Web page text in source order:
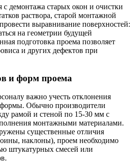
с демонтажа старых окон и очистки
раствора, старой монтажной
выравнивание поверхностей:
на геометрии будущей
подготовка проема позволяет
и других дефектов при
и форм проема
важно учесть отклонения
Обычно производители
рамой и стеной по 15-30 мм с
монтажными материалами.
существенные отличия
наклоны), проем необходимо
штукатурных смесей или